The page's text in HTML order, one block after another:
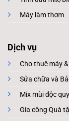
Máy làm thơm
Dịch vụ
Cho thuê máy
Sửa chữa và
Mix mùi độc
Gia công Quà